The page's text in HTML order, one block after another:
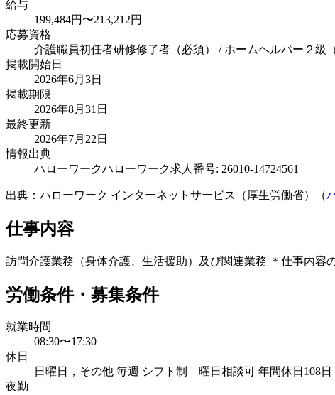
給与
199,484円〜213,212円
応募資格
介護職員初任者研修修了者（必須） / ホームヘルパー２
掲載開始日
2026年6月3日
掲載期限
2026年8月31日
最終更新
2026年7月22日
情報出典
ハローワークハローワーク求人番号: 26010-14724561
出典：ハローワーク インターネットサービス（厚生労働省）（
仕事内容
訪問介護業務（身体介護、生活援助）及び関連業務 ＊仕事内容
労働条件・募集条件
就業時間
08:30〜17:30
休日
日曜日，その他 毎週 シフト制 曜日相談可 年間休日108日
夜勤